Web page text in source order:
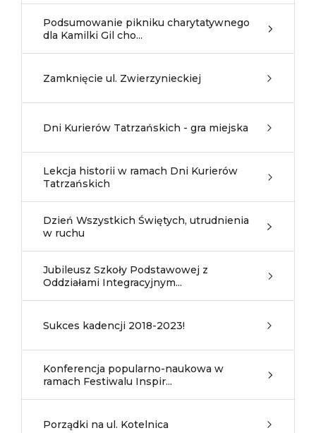
Podsumowanie pikniku charytatywnego
dla Kamilki Gil cho...
Zamknięcie ul. Zwierzynieckiej
Dni Kurierów Tatrzańskich - gra miejska
Lekcja historii w ramach Dni Kurierów
Tatrzańskich
Dzień Wszystkich Świętych, utrudnienia
w ruchu
Jubileusz Szkoły Podstawowej z
Oddziałami Integracyjnym...
Sukces kadencji 2018-2023!
Konferencja popularno-naukowa w
ramach Festiwalu Inspir...
Porządki na ul. Kotelnica